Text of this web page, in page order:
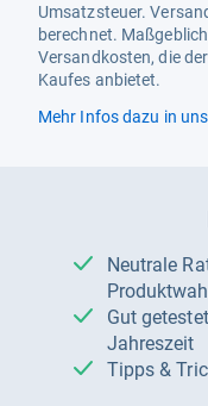
Umsatzsteuer.
berechnet.
Versandkosten, die
Kaufes anbietet.
Mehr Infos dazu in
Neutrale Ratgeber – hilfreich für Ihre
Gut getestete Produkte – passend zur
Jahreszeit
Tipps &